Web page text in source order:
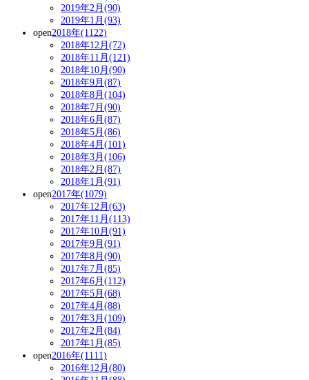
2019年2月(90)
2019年1月(93)
open2018年(1122)
2018年12月(72)
2018年11月(121)
2018年10月(90)
2018年9月(87)
2018年8月(104)
2018年7月(90)
2018年6月(87)
2018年5月(86)
2018年4月(101)
2018年3月(106)
2018年2月(87)
2018年1月(91)
open2017年(1079)
2017年12月(63)
2017年11月(113)
2017年10月(91)
2017年9月(91)
2017年8月(90)
2017年7月(85)
2017年6月(112)
2017年5月(68)
2017年4月(88)
2017年3月(109)
2017年2月(84)
2017年1月(85)
open2016年(1111)
2016年12月(80)